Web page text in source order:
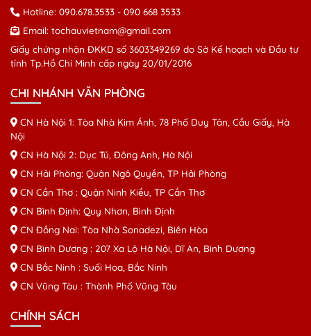
Hotline: 090.678.3533 - 090 668 3533
Email: tochauvietnam@gmail.com
Giấy chứng nhận ĐKKD số 3603349269 do Sở Kế hoạch và Đầu tư
tỉnh Tp.Hồ Chí Minh cấp ngày 20/01/2016
CHI NHÁNH VĂN PHÒNG
CN Hà Nội 1: Tòa Nhà Kim Ánh, 78 Phố Duy Tân, Cầu Giấy, Hà
Nội
CN Hà Nội 2: Dục Tú, Đông Anh, Hà Nội
CN Hải Phòng: Quận Ngô Quyền, TP Hải Phòng
CN Cần Thơ : Quận Ninh Kiều, TP Cần Thơ
CN Bình Định: Quy Nhơn, Bình Định
CN Đồng Nai: Tòa Nhà Sonadezi, Biên Hòa
CN Bình Dương : 207 Xa Lộ Hà Nội, Dĩ An, Bình Dương
CN Bắc Ninh : Suối Hoa, Bắc Ninh
CN Vũng Tàu : Thành Phố Vũng Tàu
CHÍNH SÁCH